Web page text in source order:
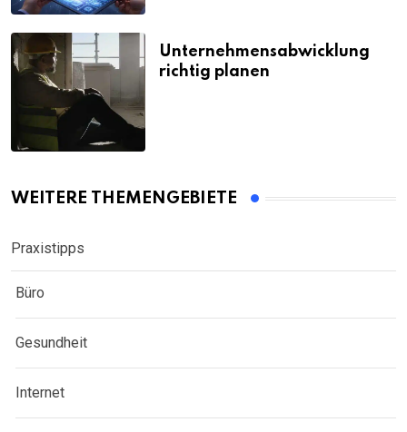
Unternehmensabwicklung
richtig planen
WEITERE THEMENGEBIETE
Praxistipps
Büro
Gesundheit
Internet